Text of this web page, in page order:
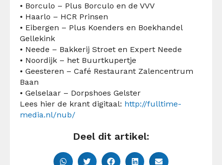
• Borculo – Plus Borculo en de VVV
• Haarlo – HCR Prinsen
• Eibergen – Plus Koenders en Boekhandel
Gellekink
• Neede – Bakkerij Stroet en Expert Neede
• Noordijk – het Buurtkupertje
• Geesteren – Café Restaurant Zalencentrum
Baan
• Gelselaar – Dorpshoes Gelster
Lees hier de krant digitaal: http://fulltime-
media.nl/nub/
Deel dit artikel: